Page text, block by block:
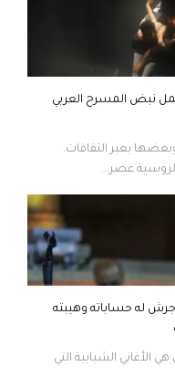
نبض المسرح العربي
يعبر الثقافات.
عصر...
جرش له حساباته وهيبته
الأغاني الشبابية التي